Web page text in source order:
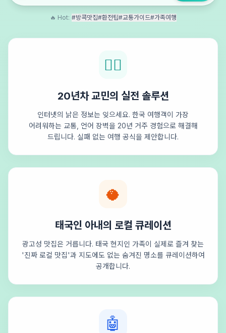
🔥 Hot: #방콕맛집#환전팁#교통가이드#가족여행
🕵️‍♂️
20년차 교민의 실전 솔루션
인터넷의 낡은 정보는 잊으세요. 한국 여행객이 가장
어려워하는 교통, 언어 장벽을 20년 거주 경험으로 해결해
드립니다. 실패 없는 여행 공식을 제안합니다.
🥥
태국인 아내의 로컬 큐레이션
광고성 맛집은 거릅니다. 태국 현지인 가족이 실제로 즐겨 찾는
'진짜 로컬 맛집'과 지도에도 없는 숨겨진 명소를 큐레이션하여
공개합니다.
🤖